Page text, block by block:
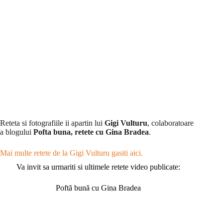
Reteta si fotografiile ii apartin lui Gigi Vulturu, colaboratoare
a blogului Pofta buna, retete cu Gina Bradea.
Mai multe retete de la Gigi Vulturu gasiti aici.
Va invit sa urmariti si ultimele retete video publicate:
Poftă bună cu Gina Bradea